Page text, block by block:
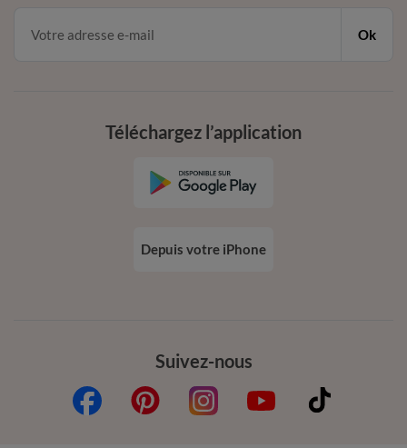
Ok
Suivez-nous
Téléchargez l’application
Depuis votre iPhone